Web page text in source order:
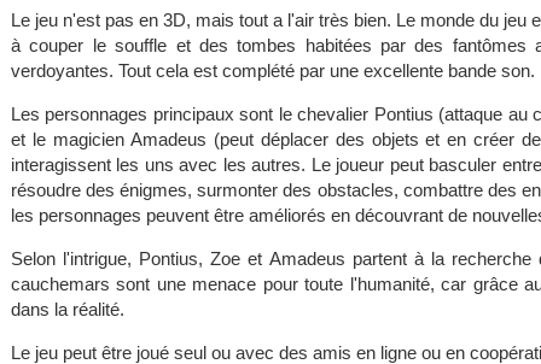
Le jeu n'est pas en 3D, mais tout a l'air très bien. Le monde du
à couper le souffle et des tombes habitées par des fantômes
verdoyantes. Tout cela est complété par une excellente bande son.
Les personnages principaux sont le chevalier Pontius (attaque
et le magicien Amadeus (peut déplacer des objets et en créer
interagissent les uns avec les autres. Le joueur peut basculer
résoudre des énigmes, surmonter des obstacles, combattre des
les personnages peuvent être améliorés en découvrant de
Selon l'intrigue, Pontius, Zoe et Amadeus partent à la
cauchemars sont une menace pour toute l'humanité, car grâce
dans la réalité.
Le jeu peut être joué seul ou avec des amis en ligne ou en